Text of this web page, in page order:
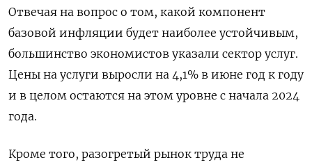
Отвечая на вопрос о том, какой компонент
базовой инфляции будет наиболее устойчивым,
большинство экономистов указали сектор услуг.
Цены на услуги выросли на 4,1% в июне год к году
и в целом остаются на этом уровне с начала 2024
года.
Кроме того, разогретый рынок труда не